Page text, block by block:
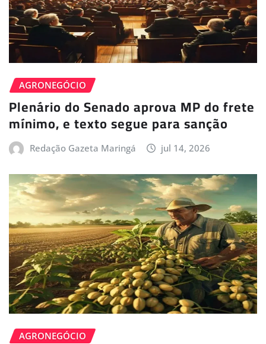
AGRONEGÓCIO
Plenário do Senado aprova MP do frete
mínimo, e texto segue para sanção
Redação Gazeta Maringá jul 14, 2026
AGRONEGÓCIO